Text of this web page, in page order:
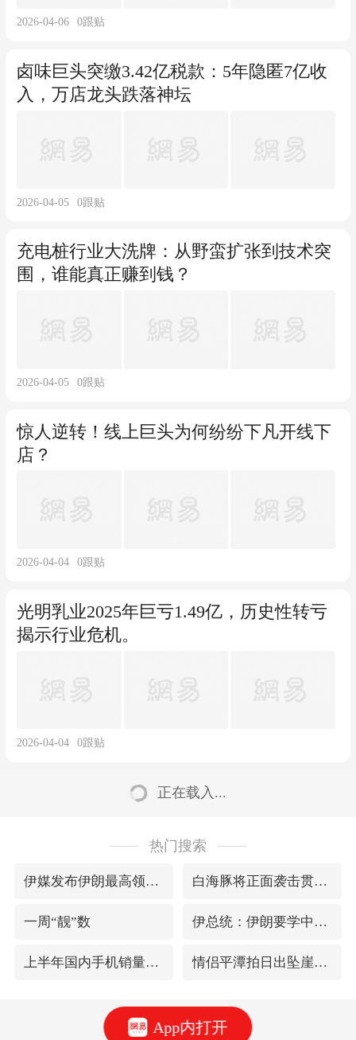
2026-04-06 0跟贴
卤味巨头突缴3.42亿税款：5年隐匿7亿收
入，万店龙头跌落神坛
2026-04-05 0跟贴
充电桩行业大洗牌：从野蛮扩张到技术突
围，谁能真正赚到钱？
2026-04-05 0跟贴
惊人逆转！线上巨头为何纷纷下凡开线下
店？
2026-04-04 0跟贴
光明乳业2025年巨亏1.49亿，历史性转亏
揭示行业危机。
2026-04-04 0跟贴
正在载入...
热门搜索
伊媒发布伊朗最高领袖视频 白海豚将正面袭击贯穿浙江
一周“靓”数 伊总统：伊朗要学中国做好自己的事
上半年国内手机销量TOP30出炉 情侣平潭拍日出坠崖1死1伤
App内打开